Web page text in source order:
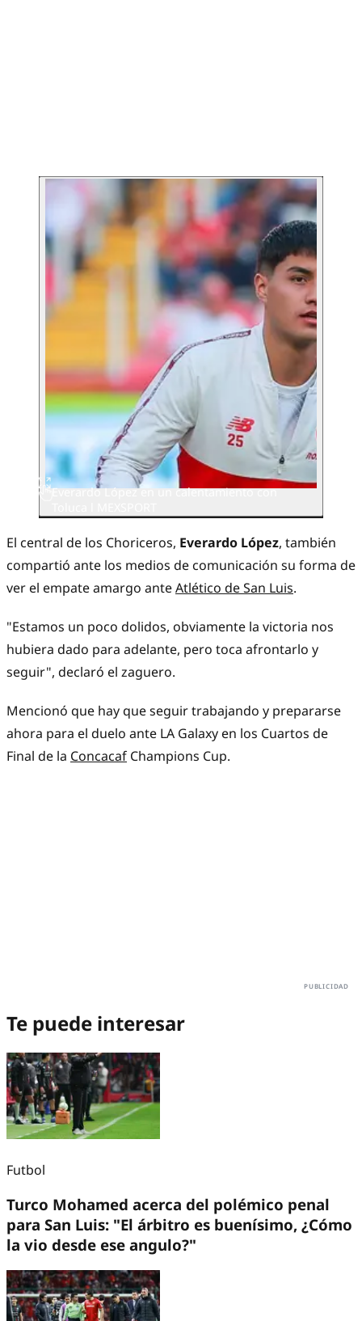
Everardo López en un calentamiento con
El central de los Choriceros, Everardo López, también
compartió ante los medios de comunicación su forma de
ver el empate amargo anteAtlético de San Luis.
"Estamos un poco dolidos, obviamente la victoria nos
hubiera dado para adelante, pero toca afrontarlo y
seguir", declaró el zaguero.
Mencionó que hay que seguir trabajando y prepararse
ahora para el duelo ante LA Galaxy en los Cuartos de
Final de la Concacaf Champions Cup.
Te puede interesar
Futbol
Turco Mohamed acerca del polémico penal
para San Luis: "El árbitro es buenísimo, ¿Cómo
la vio desde ese angulo?"